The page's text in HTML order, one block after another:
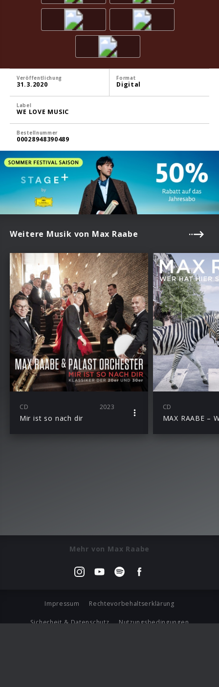
Veröffentlichung
31.3.2020
Format
Digital
Label
WE LOVE MUSIC
Bestellnummer
00028948390489
Weitere Musik von Max Raabe
CD 2023
Mir ist so nach dir
CD
Mehr von Max Raabe
Impressum Rechtevorbehaltserklärung
Sicherheit & Datenschutz Nutzungsbedingungen